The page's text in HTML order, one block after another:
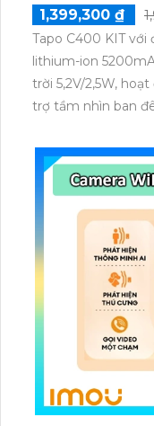
1,399,300 ₫
Tapo C400 KIT với
lithium-ion
trời 5,2V/2,5W,
trợ tầm nhìn ban
dữ liệu qua thẻ